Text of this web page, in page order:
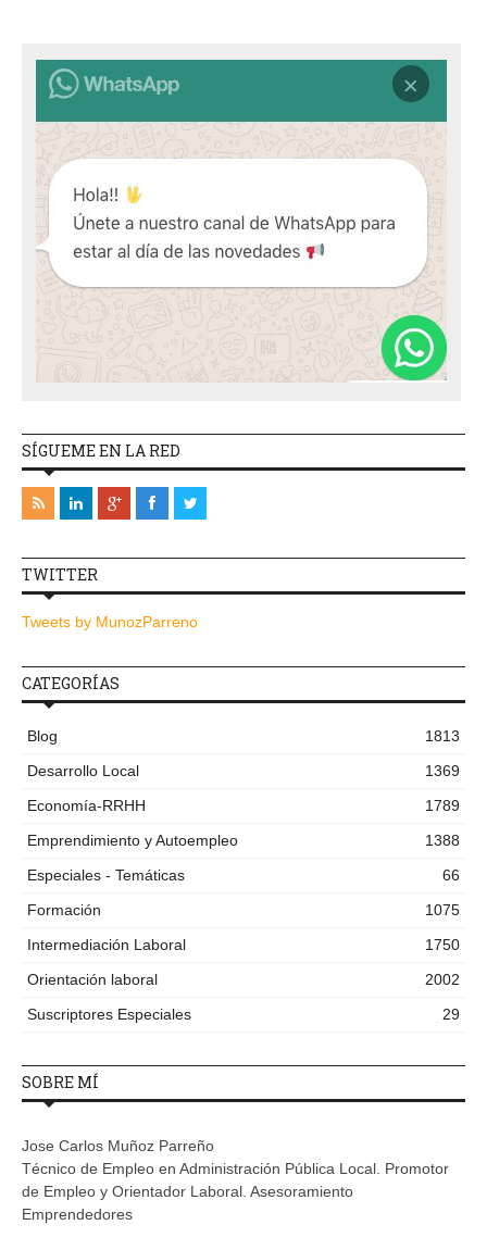
SÍGUEME EN LA RED
TWITTER
Tweets by MunozParreno
CATEGORÍAS
Blog
1813
Desarrollo Local
1369
Economía-RRHH
1789
Emprendimiento y Autoempleo
1388
Especiales - Temáticas
66
Formación
1075
Intermediación Laboral
1750
Orientación laboral
2002
Suscriptores Especiales
29
SOBRE MÍ
Jose Carlos Muñoz Parreño
Técnico de Empleo en Administración Pública Local. Promotor
de Empleo y Orientador Laboral. Asesoramiento
Emprendedores